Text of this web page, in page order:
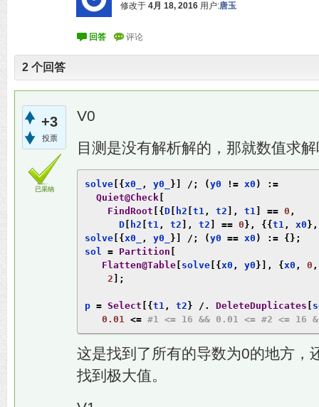
修改于 4月 18, 2016 用户:唐玉
2 个回答
+3
投票
已采纳
V0
目测是没有解析解的，那就数值求
solve [{x0_ , y0_ }] /; (y0 != x0 )
:=
Quiet@Check [
FindRoot [{D [ h2 [t1 , t2 ], t1 ] == 0 ,
      D
[ h2 [t1 , t2 ], t2 ] == 0}, {{t1 , x0},
solve [{x0_ , y0_ }] /; (y0 == x0 ) := {};
sol = Partition [
Flatten@Table [ solve [{x0 , y0}], {x0 , 0 ,
2 ];
p = Select [{t1 , t2} /. DeleteDuplicates [
0.01
<= #1 <= 16 && 0.01 <= #2 <= 16 &
这是找到了所有的导数为0的地方，
找到极大值。